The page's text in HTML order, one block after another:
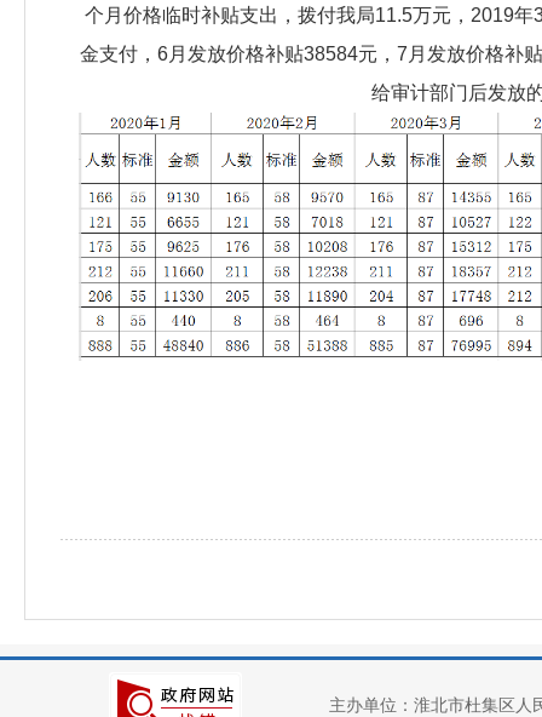
个月价格临时补贴支出，拨付我局11.5万元，2019
金支付，6月发放价格补贴38584元，7月发放价格补
给审计部门后发放
主办单位：淮北市杜集区